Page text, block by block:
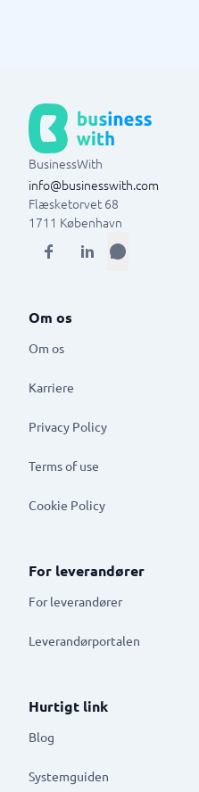
BusinessWith
info@businesswith.com
Flæsketorvet 68
1711 København
Om os
Om os
Karriere
Privacy Policy
Terms of use
Cookie Policy
For leverandører
For leverandører
Leverandørportalen
Hurtigt link
Blog
Systemguiden